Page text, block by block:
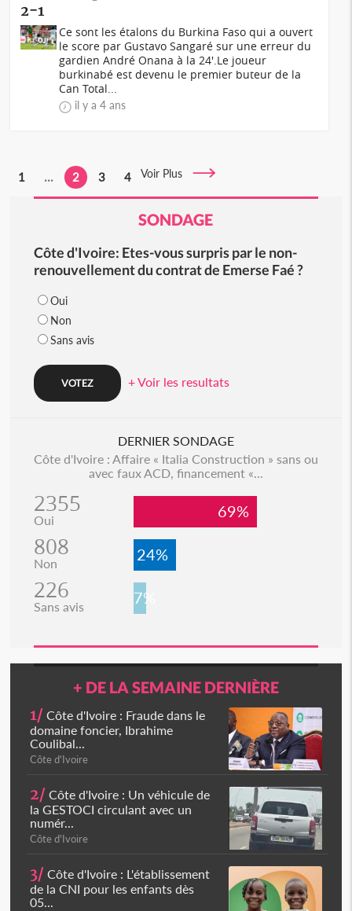
2-1
Ce sont les étalons du Burkina Faso qui a ouvert
le score par Gustavo Sangaré sur une erreur du
gardien André Onana à la 24'.Le joueur
burkinabé est devenu le premier buteur de la
Can Total...
il y a 4 ans
1 ... 2 3 4 Voir Plus
SONDAGE
Côte d'Ivoire: Etes-vous surpris par le non-
renouvellement du contrat de Emerse Faé ?
Oui
Non
Sans avis
+ Voir les resultats
DERNIER SONDAGE
Côte d'Ivoire : Affaire « Italia Construction » sans ou
avec faux ACD, financement «...
2355
Oui 69%
808
Non 24%
226
Sans avis 7%
+ DE LA SEMAINE DERNIÈRE
1/ Côte d'Ivoire : Fraude dans le
domaine foncier, Ibrahime
Coulibal...
Côte d'Ivoire
2/ Côte d'Ivoire : Un véhicule de
la GESTOCI circulant avec un
numér...
Côte d'Ivoire
3/ Côte d'Ivoire : L'établissement
de la CNI pour les enfants dès
05...